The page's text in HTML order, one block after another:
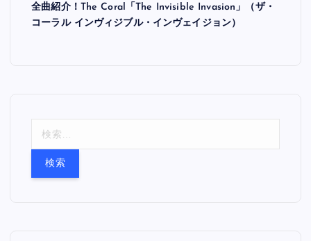
全曲紹介！The Coral「The Invisible Invasion」（ザ・
コーラル インヴィジブル・インヴェイジョン）